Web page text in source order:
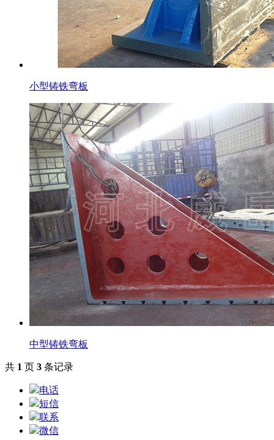
小型铸铁弯板
中型铸铁弯板
共 1 页 3 条记录
电话
短信
联系
微信